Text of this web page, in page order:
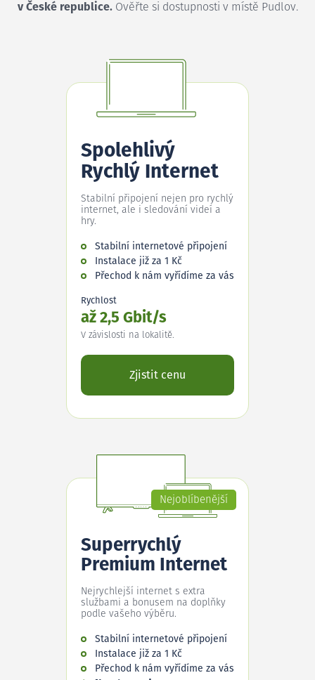
v České republice.Ověřte si dostupnosti v místě Pudlov.
Spolehlivý
Rychlý Internet
Stabilní připojení nejen pro rychlý
internet, ale i sledování videí a
hry.
Stabilní internetové připojení
Instalace již za 1 Kč
Přechod k nám vyřídíme za vás
Rychlost
až 2,5 Gbit/s
V závislosti na lokalitě.
Zjistit cenu
Nejoblíbenější
Superrychlý
Premium Internet
Nejrychlejší internet s extra
službami a bonusem na doplňky
podle vašeho výběru.
Stabilní internetové připojení
Instalace již za 1 Kč
Přechod k nám vyřídíme za vás